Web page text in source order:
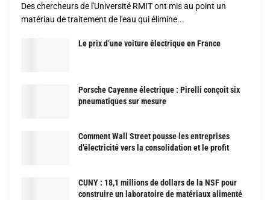
Des chercheurs de l'Université RMIT ont mis au point un
matériau de traitement de l'eau qui élimine...
Le prix d’une voiture électrique en France
Porsche Cayenne électrique : Pirelli conçoit six
pneumatiques sur mesure
Comment Wall Street pousse les entreprises
d’électricité vers la consolidation et le profit
CUNY : 18,1 millions de dollars de la NSF pour
construire un laboratoire de matériaux alimenté